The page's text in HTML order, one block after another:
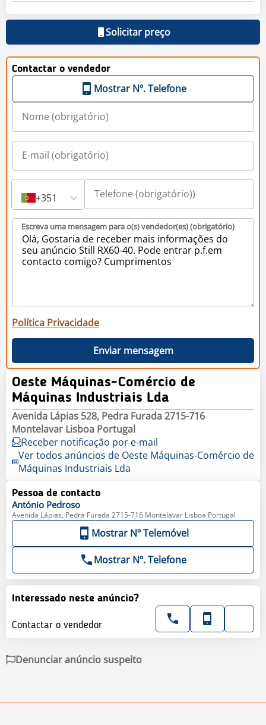
Solicitar preço
Contactar o vendedor
Mostrar Nº. Telefone
+351
Escreva uma mensagem para o(s) vendedor(es) (obrigatório)
Política Privacidade
Enviar mensagem
Oeste Máquinas-Comércio de
Máquinas Industriais Lda
Avenida Lápias 528, Pedra Furada 2715-716
Montelavar Lisboa Portugal
Receber notificação por e-mail
Ver todos anúncios de Oeste Máquinas-Comércio de
Máquinas Industriais Lda
Pessoa de contacto
António Pedroso
Avenida Lápias, Pedra Furada 2715-716 Montelavar Lisboa Portugal
Mostrar Nº Telemóvel
Mostrar Nº. Telefone
Interessado neste anúncio?
Contactar o vendedor
Denunciar anúncio suspeito